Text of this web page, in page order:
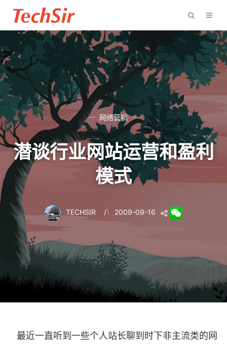
网络营销
潜谈行业网站运营和盈利
模式
TECHSIR / 2009-09-16
最近一直听到一些个人站长聊到时下非主流类的网